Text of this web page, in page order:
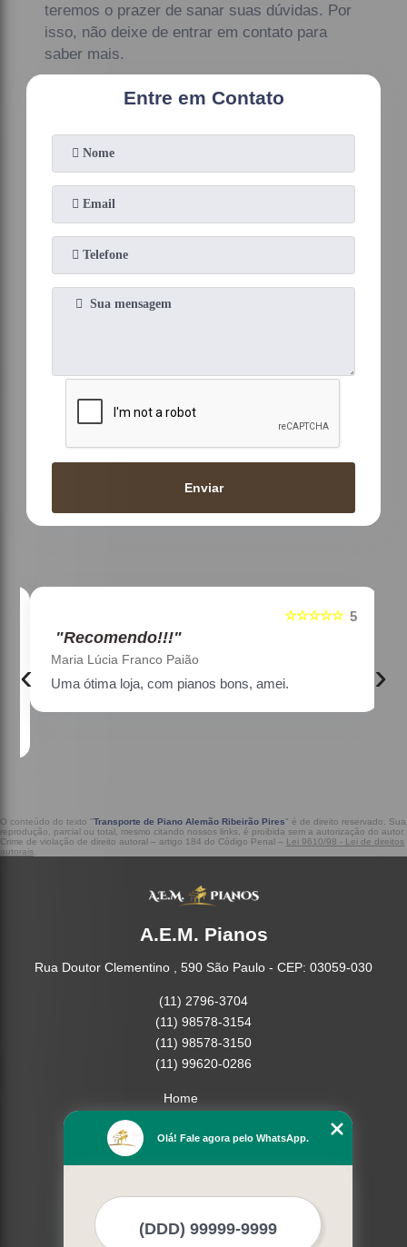
teremos o prazer de sanar suas dúvidas. Por
isso, não deixe de entrar em contato para
saber mais.
Entre em Contato
Enviar
5
☆☆☆☆☆
"Recomendo!!!"
Maria Lúcia Franco Paião
Uma ótima loja, com pianos bons, amei.
‹ ›
O conteúdo do texto "Transporte de Piano Alemão Ribeirão Pires" é de direito reservado. Sua
reprodução, parcial ou total, mesmo citando nossos links, é proibida sem a autorização do autor.
Crime de violação de direito autoral – artigo 184 do Código Penal – Lei 9610/98 - Lei de direitos
autorais
A.E.M. Pianos
Rua Doutor Clementino , 590 São Paulo - CEP: 03059-030
(11) 2796-3704
(11) 98578-3154
(11) 98578-3150
(11) 99620-0286
Home
Missão
Mais Serviços
Olá! Fale agora pelo WhatsApp.